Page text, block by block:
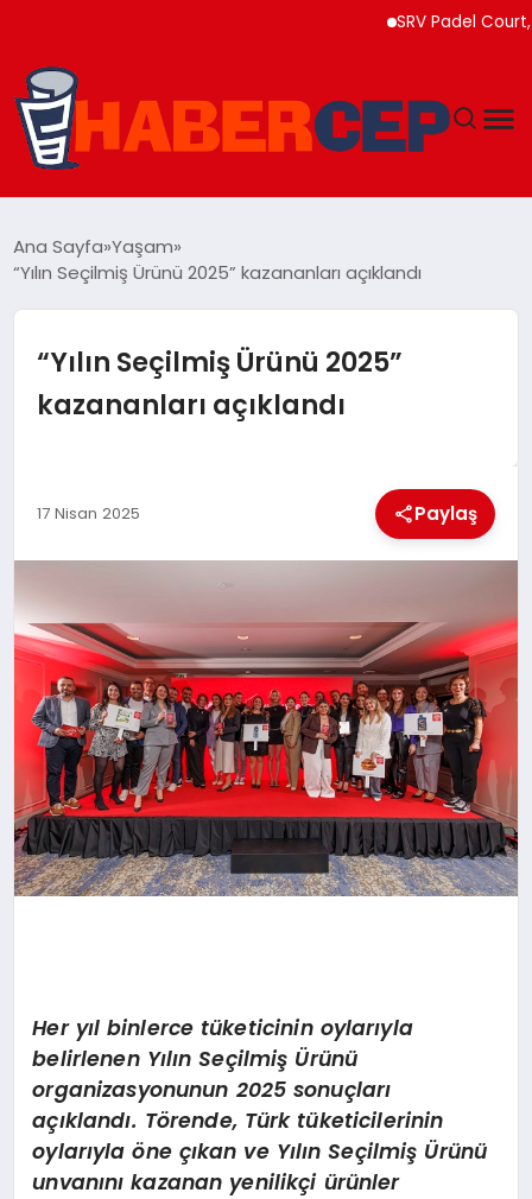
SRV Padel Court, 24
GÜNDEM
TEKNOLOJI
EĞITIM
Ana Sayfa Yaşam
“Yılın Seçilmiş Ürünü 2025” kazananları açıklandı
“Yılın Seçilmiş Ürünü 2025”
kazananları açıklandı
17 Nisan 2025 Paylaş
Her yıl binlerce tüketicinin oylarıyla
belirlenen Yılın Seçilmiş Ürünü
organizasyonunun 2025 sonuçları
açıklandı. Törende, Türk tüketicilerinin
oylarıyla öne çıkan ve Yılın Seçilmiş Ürünü
unvanını kazanan yenilikçi ürünler